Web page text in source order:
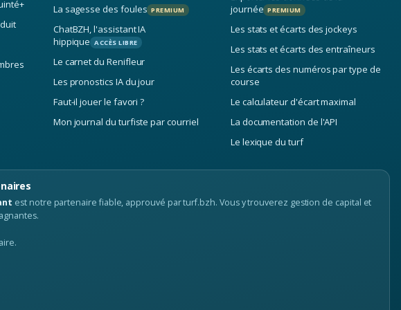
et boosting
Young
La sagesse des foules PREMIUM
ChatBZH, l'assistant IA
hippique ACCÈS LIBRE
Le carnet du Renifleur
Les pronostics IA du jour
Faut-il jouer le favori ?
Mon journal du turfiste par courriel
journée PREMIUM
Les stats et écarts des jockeys
Les stats et écarts des entraîneurs
Les écarts des numéros par type de
course
Le calculateur d'écart maximal
La documentation de l'API
Le lexique du turf
est notre partenaire fiable, approuvé par turf.bzh. Vous y trouverez gestion de capital et